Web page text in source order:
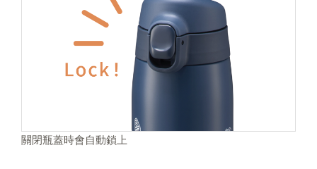
關閉瓶蓋時會自動鎖上